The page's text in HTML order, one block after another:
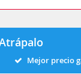
Mejor precio